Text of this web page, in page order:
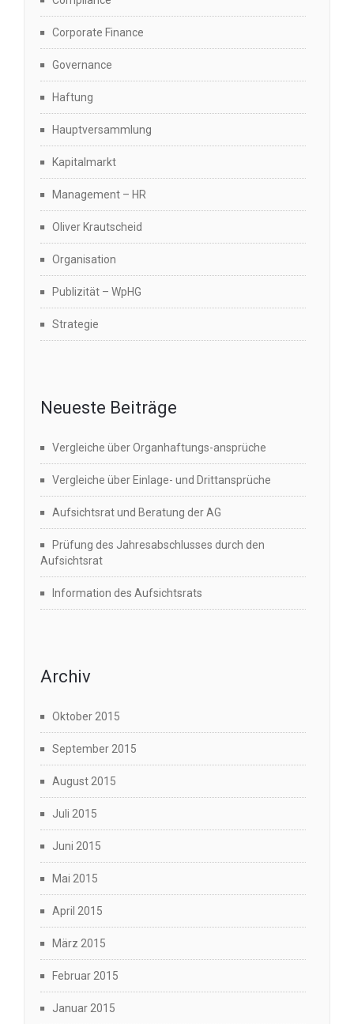
Corporate Finance
Governance
Haftung
Hauptversammlung
Kapitalmarkt
Management – HR
Oliver Krautscheid
Organisation
Publizität – WpHG
Strategie
Neueste Beiträge
Vergleiche über Organhaftungs-ansprüche
Vergleiche über Einlage- und Drittansprüche
Aufsichtsrat und Beratung der AG
Prüfung des Jahresabschlusses durch den
Aufsichtsrat
Information des Aufsichtsrats
Archiv
Oktober 2015
September 2015
August 2015
Juli 2015
Juni 2015
Mai 2015
April 2015
März 2015
Februar 2015
Januar 2015